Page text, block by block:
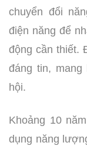
chuyển đổi
điện năng để
động cần thiết.
đáng tin,
hội.
Khoảng 10
dụng năng